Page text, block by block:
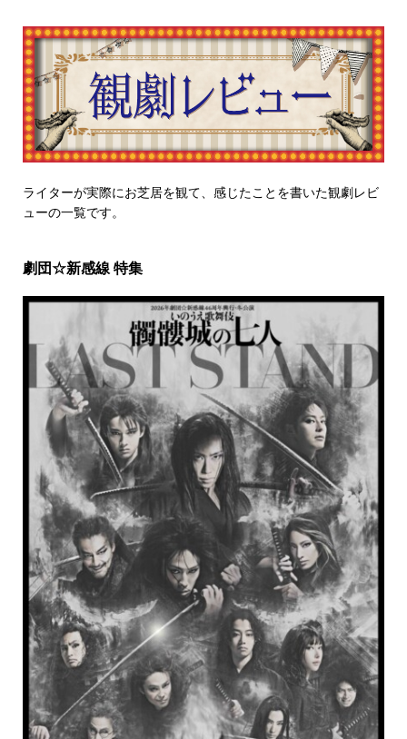
ライターが実際にお芝居を観て、感じたことを書いた観劇レビ
ューの一覧です。
劇団☆新感線 特集